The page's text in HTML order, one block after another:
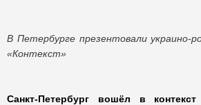
В Петербурге презентовали украино-
«Контекст»
Санкт-Петербург вошёл в контекст